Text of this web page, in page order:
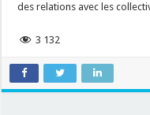
des relations avec les
3 132